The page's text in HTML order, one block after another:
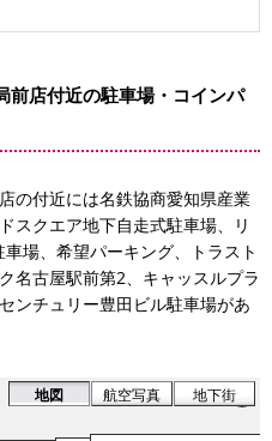
前店付近の駐車場・コインパ
の付近には名鉄協商愛知県産業
スクエア地下自走式駐車場、リ
場、希望パーキング、トラスト
名古屋駅前第2、キャッスルプラ
ンチュリー豊田ビル駐車場があ
地図 航空写真 地下街